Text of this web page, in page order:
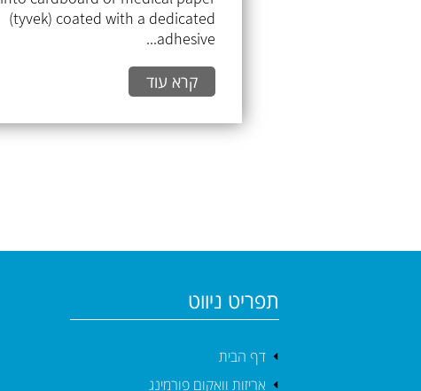
(tyvek) coated with a dedicated
adhesive...
קרא עוד
תפריט ניווט
דף הבית
אריזות וואקום פורמינג